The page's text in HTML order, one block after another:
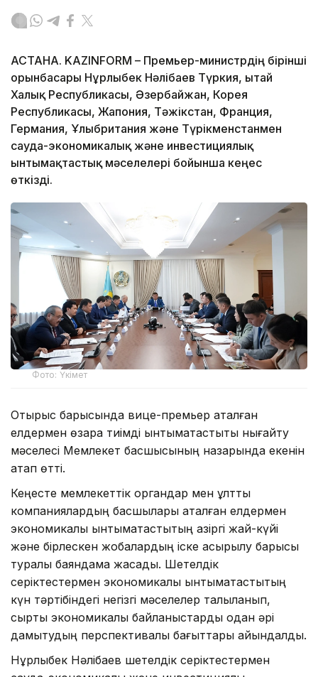
АСТАНА. KAZINFORM – Премьер-министрдің бірінші
орынбасары Нұрлыбек Нәлібаев Түркия, Қытай
Халық Республикасы, Әзербайжан, Корея
Республикасы, Жапония, Тәжікстан, Франция,
Германия, Ұлыбритания және Түрікменстанмен
сауда-экономикалық және инвестициялық
ынтымақтастық мәселелері бойынша кеңес
өткізді.
Фото: Үкімет
Отырыс барысында вице-премьер аталған
елдермен өзара тиімді ынтымақтастықты нығайту
мәселесі Мемлекет басшысының назарында екенін
атап өтті.
Кеңесте мемлекеттік органдар мен ұлттық
компаниялардың басшылары аталған елдермен
экономикалық ынтымақтастықтың қазіргі жай-күйі
және бірлескен жобалардың іске асырылу барысы
туралы баяндама жасады. Шетелдік
серіктестермен экономикалық ынтымақтастықтың
күн тәртібіндегі негізгі мәселелер талқыланып,
сыртқы экономикалық байланыстарды одан әрі
дамытудың перспективалы бағыттары айқындалды.
Нұрлыбек Нәлібаев шетелдік серіктестермен